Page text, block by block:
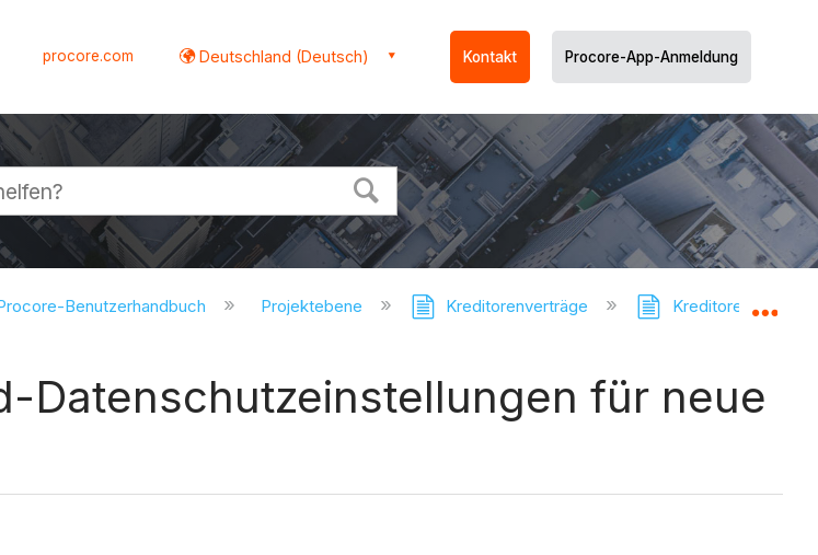
procore.com Deutschland (Deutsch) Kontakt Procore-App-Anmeldung
Benutzerhandbuch Projektebene Kreditorenverträge
Datenschutzeinstellungen für neue